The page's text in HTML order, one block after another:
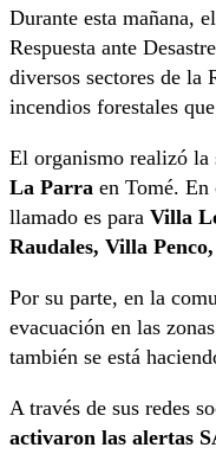
Durante esta mañana,
Respuesta ante
diversos sectores de la
incendios forestales
El organismo realizó la
La Parra en Tomé. En
llamado es para Villa
Raudales, Villa
Por su parte, en la
evacuación en las
también se está
A través de sus redes
activaron las alertas